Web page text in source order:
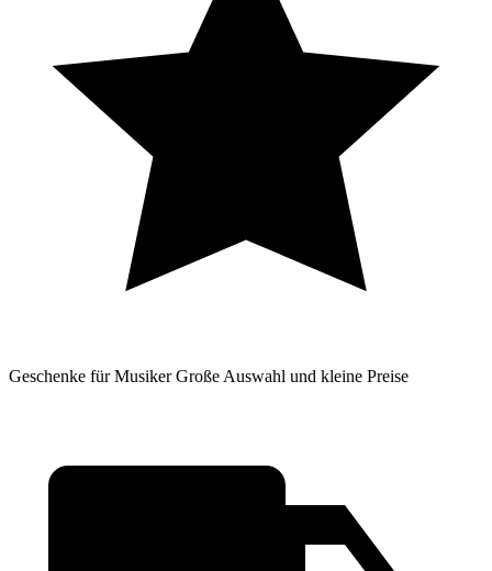
Geschenke für Musiker Große Auswahl und kleine Preise